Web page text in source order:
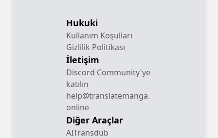
Hukuki
Kullanım Koşulları
Gizlilik Politikası
İletişim
Discord Community'ye
katılın
help@translatemanga.
online
Diğer Araçlar
AITransdub